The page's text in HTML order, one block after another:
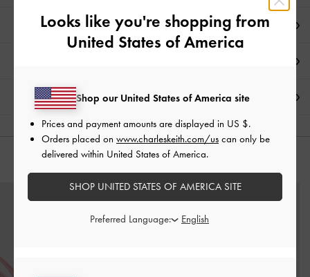
تفاصيل المنتج
الشحن والإرجاع
Looks like you're shopping from
United States of America
Shop our United States of America site
Prices and payment amounts are displayed in US $.
Orders placed on www.charleskeith.com/us can only be
delivered within United States of America.
SHOP UNITED STATES OF AMERICA SITE
Preferred Language: